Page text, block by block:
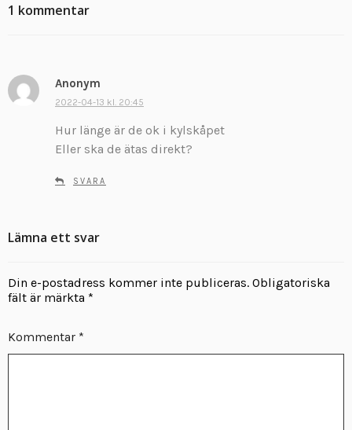
1 kommentar
Anonym
k
i
v
r
2022-04-13 kl. 20:45
Hur länge är de ok i kylskåpet
Eller ska de ätas direkt?
SVARA
Lämna ett svar
Din e-postadress kommer inte publiceras. Obligatoriska
fält är märkta *
Kommentar *